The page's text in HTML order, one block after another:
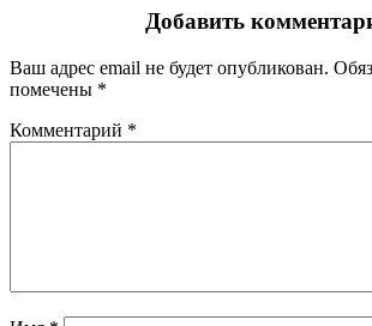
Добавить
Ваш адрес email не будет опубликован.
помечены *
Комментарий *